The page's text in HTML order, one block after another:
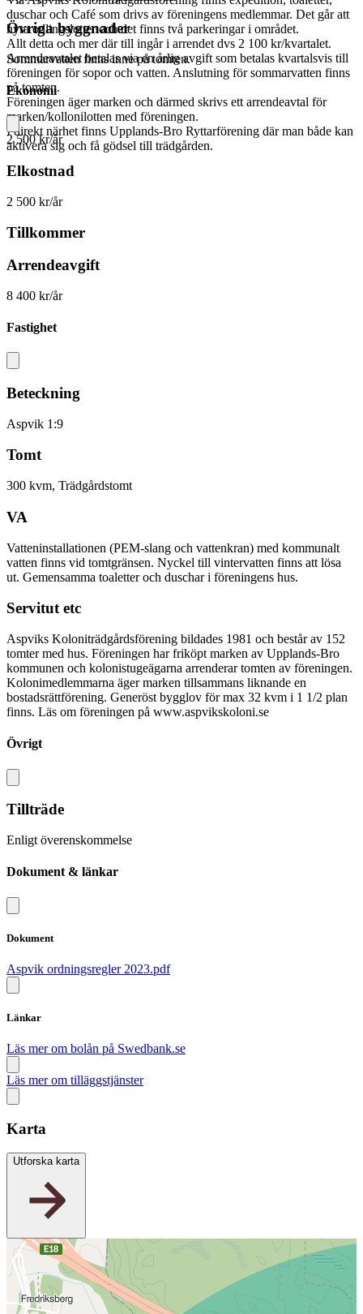
duschar och Café som drivs av föreningens medlemmar. Det går att
hyra odlingslotter och det finns två parkeringar i området.
Allt detta och mer där till ingår i arrendet dvs 2 100 kr/kvartalet.
Arrendeavtalet betalas via en årlig avgift som betalas kvartalsvis till
föreningen för sopor och vatten. Anslutning för sommarvatten finns
på tomten.
Föreningen äger marken och därmed skrivs ett arrendeavtal för
marken/kollonilotten med föreningen.
I direkt närhet finns Upplands-Bro Ryttarförening där man både kan
aktivera sig och få gödsel till trädgården.
Övriga byggnader
Sommarvatten finns inne på tomten.
Ekonomi
2 500 kr/år
Elkostnad
2 500 kr/år
Tillkommer
Arrendeavgift
8 400 kr/år
Fastighet
Beteckning
Aspvik 1:9
Tomt
300 kvm, Trädgårdstomt
VA
Vatteninstallationen (PEM-slang och vattenkran) med kommunalt
vatten finns vid tomtgränsen. Nyckel till vintervatten finns att lösa
ut. Gemensamma toaletter och duschar i föreningens hus.
Servitut etc
Aspviks Koloniträdgårdsförening bildades 1981 och består av 152
tomter med hus. Föreningen har friköpt marken av Upplands-Bro
kommunen och kolonistugeägarna arrenderar tomten av föreningen.
Kolonimedlemmarna äger marken tillsammans liknande en
bostadsrättförening. Generöst bygglov för max 32 kvm i 1 1/2 plan
finns. Läs om föreningen på www.aspvikskoloni.se
Övrigt
Tillträde
Enligt överenskommelse
Dokument & länkar
Dokument
Aspvik ordningsregler 2023.pdf
Länkar
Läs mer om bolån på Swedbank.se
Läs mer om tilläggstjänster
Karta
Utforska karta